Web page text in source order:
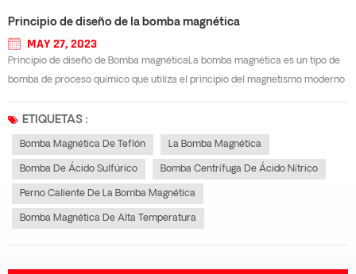
Principio de diseño de la bomba magnética
MAY 27, 2023
Principio de diseño de Bomba magnéticaLa bomba magnética es un tipo de
bomba de proceso químico que utiliza el principio del magnetismo moderno
Cuando el motor impulsa el ensamblaje del rotor externo para que gire, la
ETIQUETAS :
Bomba Magnética De Teflón La Bomba Magnética
Bomba De Ácido Sulfúrico Bomba Centrífuga De Ácido Nítrico
Perno Caliente De La Bomba Magnética
Bomba Magnética De Alta Temperatura